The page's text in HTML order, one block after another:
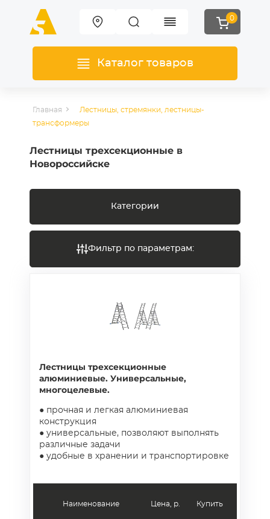
0
Каталог товаров
Главная
Лестницы, стремянки, лестницы-
трансформеры
Лестницы трехсекционные в
Новороссийске
Категории
Фильтр по параметрам:
Лестницы трехсекционные
алюминиевые. Универсальные,
многоцелевые.
● прочная и легкая алюминиевая
конструкция
● универсальные, позволяют выполнять
различные задачи
● удобные в хранении и транспортировке
Наименование Цена, р. Купить